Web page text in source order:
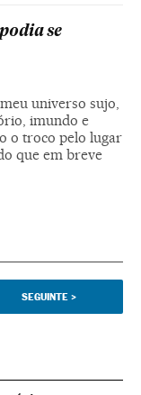
se
universo sujo,
imundo e
o troco pelo lugar
que em breve
SEGUINTE >